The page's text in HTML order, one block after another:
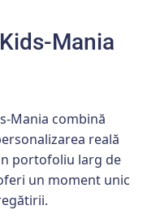
Mania
Mania combină
reală
portofoliu larg de
un moment unic